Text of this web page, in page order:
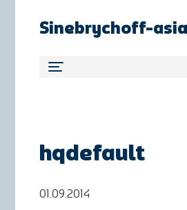
Sinebrychoff-
hqdefault
01.09.2014